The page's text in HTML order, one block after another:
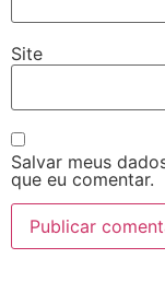
Site
Salvar meus
que eu comentar.